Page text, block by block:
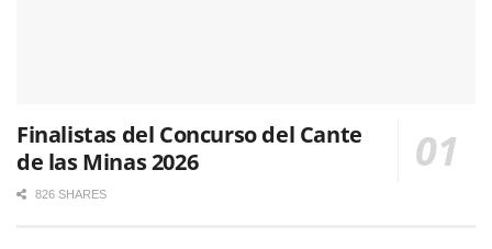
Finalistas del Concurso del Cante
de las Minas 2026
826 SHARES